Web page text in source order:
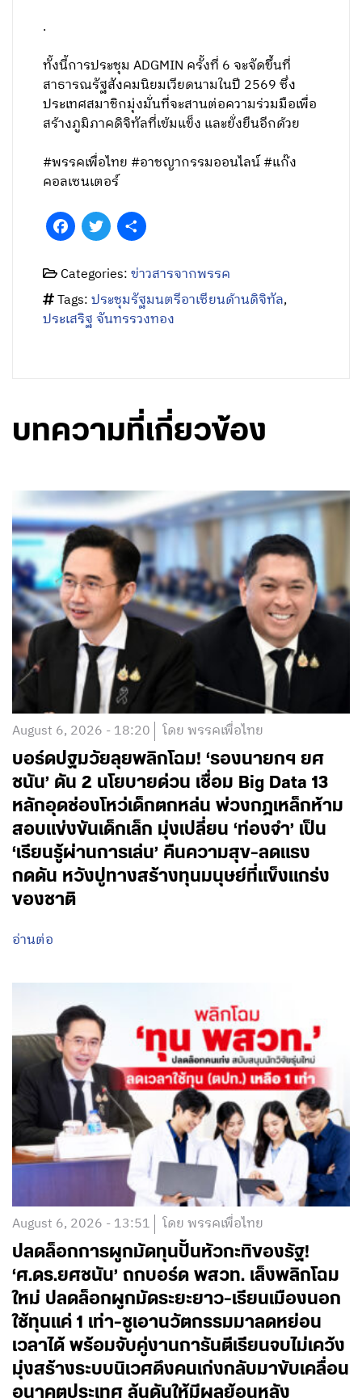
.
ทั้งนี้การประชุม ADGMIN ครั้งที่ 6 จะจัดขึ้นที่
สาธารณรัฐสังคมนิยมเวียดนามในปี 2569 ซึ่ง
ประเทศสมาชิกมุ่งมั่นที่จะสานต่อความร่วมมือเพื่อ
สร้างภูมิภาคดิจิทัลที่เข้มแข็ง และยั่งยืนอีกด้วย
#พรรคเพื่อไทย #อาชญากรรมออนไลน์ #แก๊ง
คอลเซนเตอร์
FacebookTwitter
Categories:ข่าวสารจากพรรค
Tags:ประชุมรัฐมนตรีอาเซียนด้านดิจิทัล,
ประเสริฐ จันทรรวงทอง
บทความที่เกี่ยวข้อง
August 6, 2026 - 18:20 โดย พรรคเพื่อไทย
บอร์ดปฐมวัยลุยพลิกโฉม! ‘รองนายกฯ ยศ
ชนัน’ ดัน 2 นโยบายด่วน เชื่อม Big Data 13
หลักอุดช่องโหว่เด็กตกหล่น พ่วงกฎเหล็กห้าม
สอบแข่งขันเด็กเล็ก มุ่งเปลี่ยน ‘ท่องจำ’ เป็น
‘เรียนรู้ผ่านการเล่น’ คืนความสุข-ลดแรง
กดดัน หวังปูทางสร้างทุนมนุษย์ที่แข็งแกร่ง
ของชาติ
อ่านต่อ
August 6, 2026 - 13:51 โดย พรรคเพื่อไทย
ปลดล็อกการผูกมัดทุนปั้นหัวกะทิของรัฐ!
‘ศ.ดร.ยศชนัน’ ถกบอร์ด พสวท. เล็งพลิกโฉม
ใหม่ ปลดล็อกผูกมัดระยะยาว-เรียนเมืองนอก
ใช้ทุนแค่ 1 เท่า-ชูเอานวัตกรรมมาลดหย่อน
เวลาได้ พร้อมจับคู่งานการันตีเรียนจบไม่เคว้ง
มุ่งสร้างระบบนิเวศดึงคนเก่งกลับมาขับเคลื่อน
อนาคตประเทศ ลุ้นดันให้มีผลย้อนหลัง